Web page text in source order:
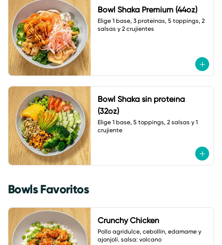
Bowl Shaka Premium (44oz)
Elige 1 base, 3 proteínas, 5 toppings, 2
salsas y 2 crujientes
Bowl Shaka sin proteína
(32oz)
Elige 1 base, 5 toppings, 2 salsas y 1
crujiente
Bowls Favoritos
Crunchy Chicken
Pollo agridulce, cebollín, edamame y
ajonjolí. salsa: volcano